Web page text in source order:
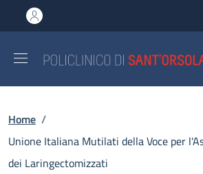
al contenuto principale
to footer content
Briciole di pane
Home /
Unione Italiana Mutilati della Voce per
dei Laringectomizzati